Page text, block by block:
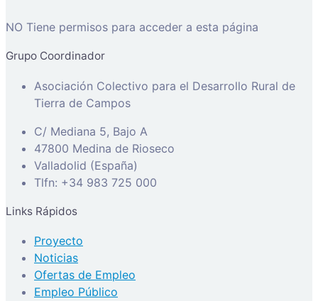
NO Tiene permisos para acceder a esta página
Grupo Coordinador
Asociación Colectivo para el Desarrollo Rural de
Tierra de Campos
C/ Mediana 5, Bajo A
47800 Medina de Rioseco
Valladolid (España)
Tlfn: +34 983 725 000
Links Rápidos
Proyecto
Noticias
Ofertas de Empleo
Empleo Público